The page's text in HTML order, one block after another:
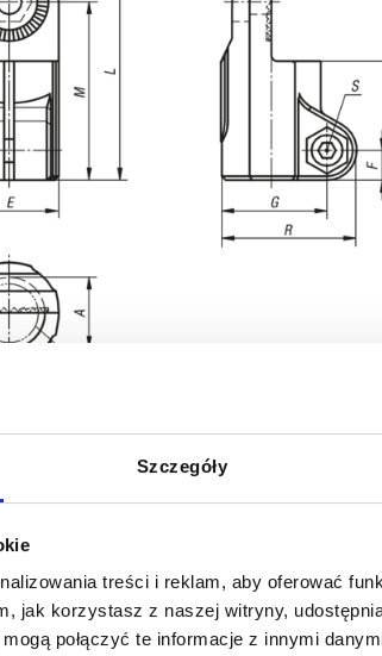
Szczegóły
treści i reklam, aby oferować
jak korzystasz z naszej witryny,
połączyć te informacje z innymi
E F